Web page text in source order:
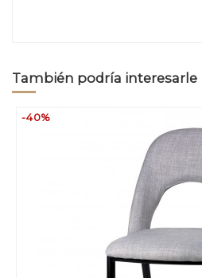
También podría interesarle
-40%